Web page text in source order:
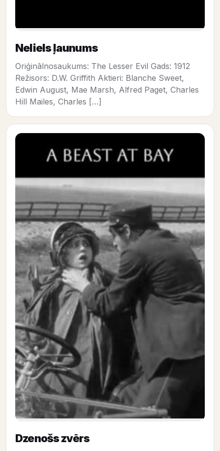
Neliels ļaunums
Oriģinālnosaukums: The Lesser Evil Gads: 1912
Režisors: D.W. Griffith Aktieri: Blanche Sweet,
Edwin August, Mae Marsh, Alfred Paget, Charles
Hill Mailes, Charles […]
Dzenošs zvērs